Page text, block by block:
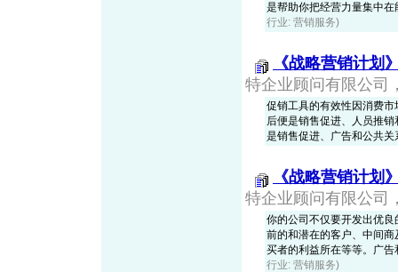
是帮助你把经营力量集中
行业: 营销服务)
《战略营销计划
特企业顾问有限公司
促销工具的有效性因消费
后便是销售促进、人员推
是销售促进、广告和公共
《战略营销计划
特企业顾问有限公司
你的公司不仅要开发出优
前的和潜在的客户、中间
买者的利益所在等等。广
行业: 营销服务)